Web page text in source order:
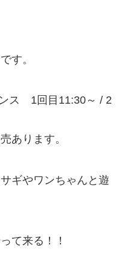
す。
ス 1回目11:30～ / 2
ります。
ギやワンちゃんと遊
て来る！！